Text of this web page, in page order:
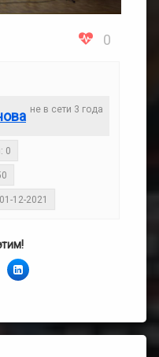
0
не в сети 3 года
0
12-2021
LinkedIn